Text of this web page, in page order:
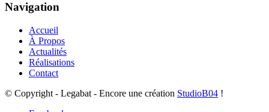
Navigation
Accueil
À Propos
Actualités
Réalisations
Contact
© Copyright - Legabat - Encore une création StudioB04 !